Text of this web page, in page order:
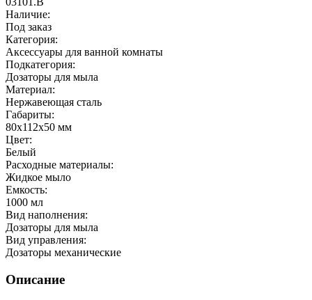
Наличие:
Под заказ
Категория:
Аксессуары для ванной комнаты
Подкатегория:
Дозаторы для мыла
Материал:
Нержавеющая сталь
Габариты:
80х112х50 мм
Цвет:
Белый
Расходные материалы:
Жидкое мыло
Емкость:
1000 мл
Вид наполнения:
Дозаторы для мыла
Вид управления:
Дозаторы механические
Описание